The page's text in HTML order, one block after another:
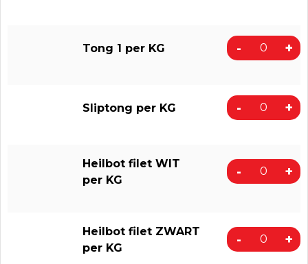
Tong 1 per KG - +
Sliptong per KG - +
Heilbot filet WIT
per KG
- +
Heilbot filet ZWART
per KG
- +